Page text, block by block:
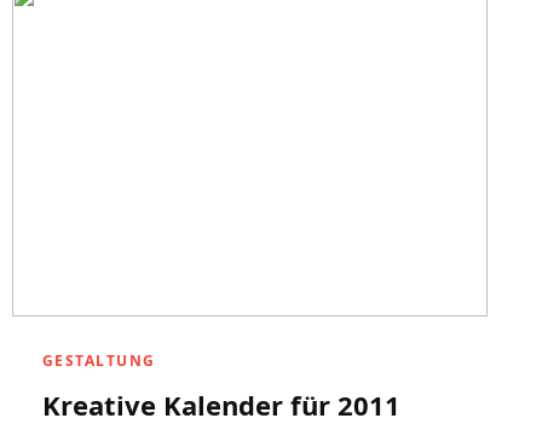
GESTALTUNG
Kreative Kalender für 2011